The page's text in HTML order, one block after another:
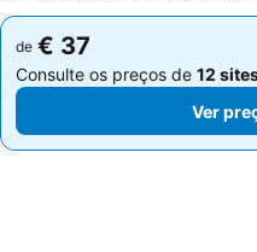
de € 37
Consulte os preços de 12 sites
Ver
de € 37
Consulte os preços de 12
Ver